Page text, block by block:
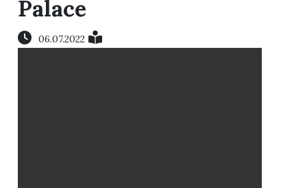
Palace
06.07.2022